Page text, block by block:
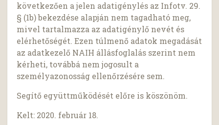
következően a jelen adatigénylés az Infotv. 29.
§ (1b) bekezdése alapján nem tagadható meg,
mivel tartalmazza az adatigénylő nevét és
elérhetőségét. Ezen túlmenő adatok megadását
az adatkezelő NAIH állásfoglalás szerint nem
kérheti, továbbá nem jogosult a
személyazonosság ellenőrzésére sem.
Segítő együttműködését előre is köszönöm.
Kelt: 2020. február 18.